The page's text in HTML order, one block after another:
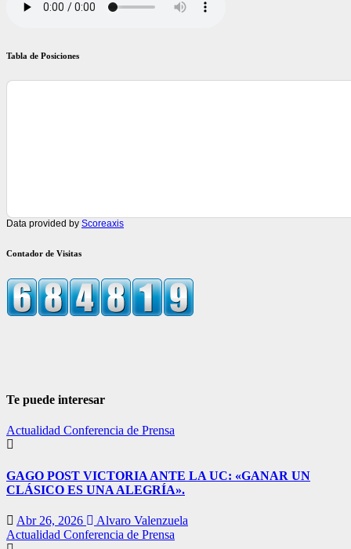
Tabla de Posiciones
Data provided by Scoreaxis
Contador de Visitas
Te puede interesar
Actualidad Conferencia de Prensa
GAGO POST VICTORIA ANTE LA UC: «GANAR UN
CLÁSICO ES UNA ALEGRÍA».
Abr 26, 2026
Alvaro Valenzuela
Actualidad Conferencia de Prensa